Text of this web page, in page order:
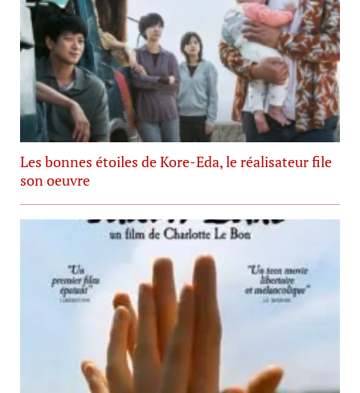
Les bonnes étoiles de Kore-Eda, le réalisateur file
son oeuvre